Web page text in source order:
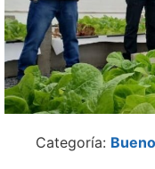
Categoría: